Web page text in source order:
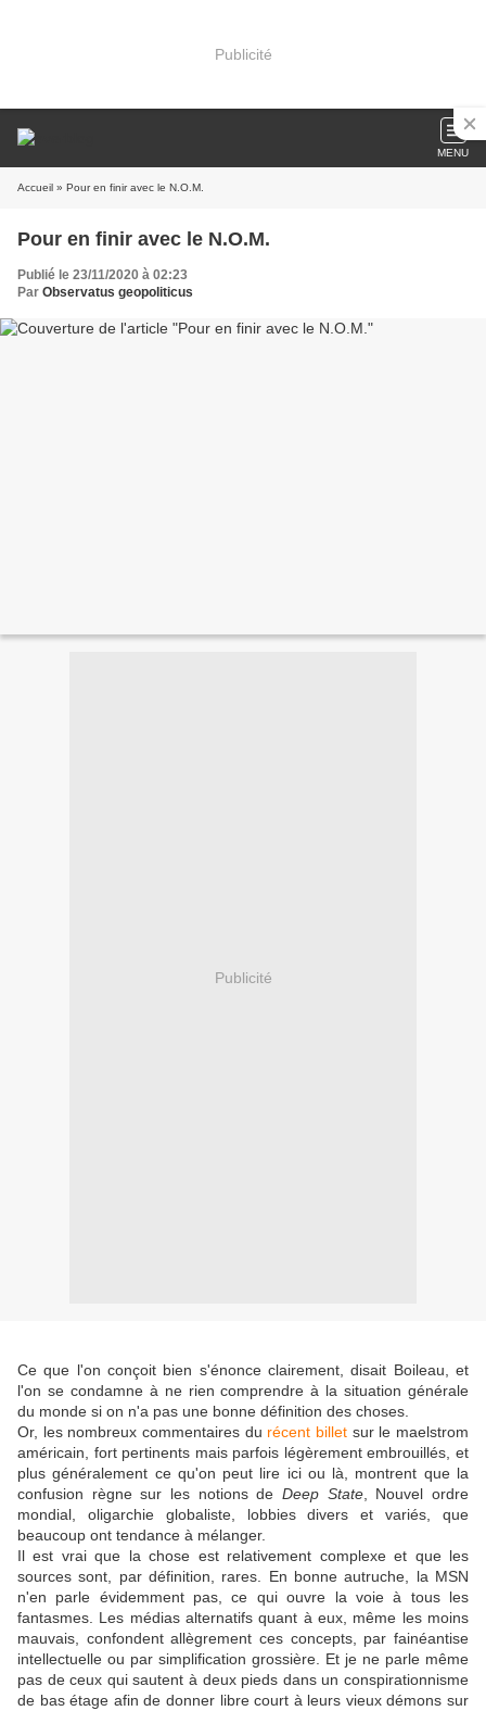
Publicité
MENU
Accueil » Pour en finir avec le N.O.M.
Pour en finir avec le N.O.M.
Publié le 23/11/2020 à 02:23
Par Observatus geopoliticus
Publicité
Ce que l'on conçoit bien s'énonce clairement, disait Boileau, et
l'on se condamne à ne rien comprendre à la situation générale
du monde si on n'a pas une bonne définition des choses.
Or, les nombreux commentaires du récent billet sur le maelstrom
américain, fort pertinents mais parfois légèrement embrouillés, et
plus généralement ce qu'on peut lire ici ou là, montrent que la
confusion règne sur les notions de Deep State, Nouvel ordre
mondial, oligarchie globaliste, lobbies divers et variés, que
beaucoup ont tendance à mélanger.
Il est vrai que la chose est relativement complexe et que les
sources sont, par définition, rares. En bonne autruche, la MSN
n'en parle évidemment pas, ce qui ouvre la voie à tous les
fantasmes. Les médias alternatifs quant à eux, même les moins
mauvais, confondent allègrement ces concepts, par fainéantise
intellectuelle ou par simplification grossière. Et je ne parle même
pas de ceux qui sautent à deux pieds dans un conspirationnisme
de bas étage afin de donner libre court à leurs vieux démons sur